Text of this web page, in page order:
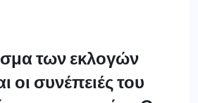
των εκλογών
οι συνέπειές του